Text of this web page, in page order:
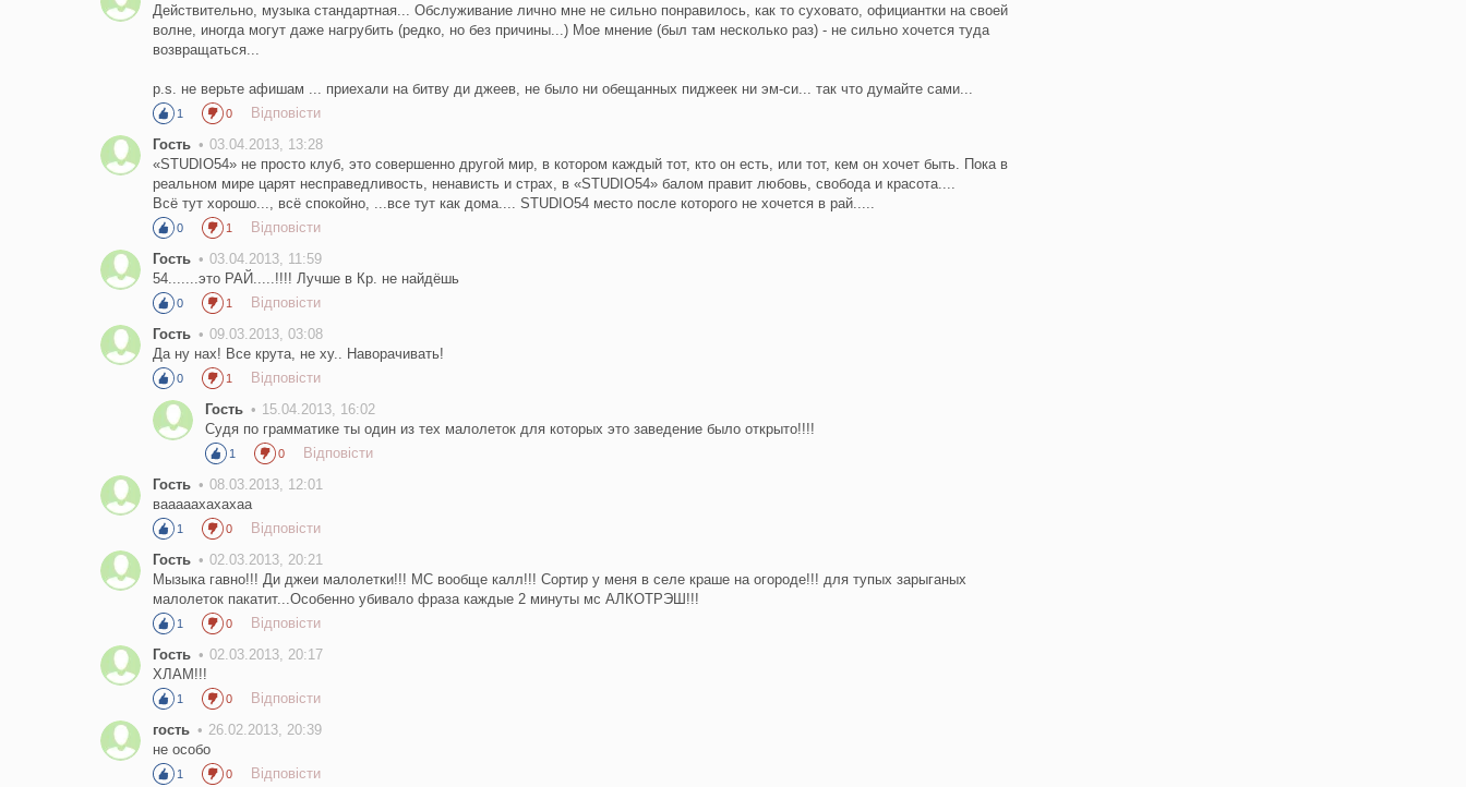
Действительно, музыка стандартная... Обслуживание лично мне не сильно понравилось, как то суховато, официантки на своей
волне, иногда могут даже нагрубить (редко, но без причины...) Мое мнение (был там несколько раз) - не сильно хочется туда
возвращаться...
p.s. не верьте афишам ... приехали на битву ди джеев, не было ни обещанных пиджеек ни эм-си... так что думайте сами...
1 0
Відповісти
Гость
03.04.2013, 13:28
«STUDIO54» не просто клуб, это совершенно другой мир, в котором каждый тот, кто он есть, или тот, кем он хочет быть. Пока в
реальном мире царят несправедливость, ненависть и страх, в «STUDIO54» балом правит любовь, свобода и красота....
Всё тут хорошо..., всё спокойно, ...все тут как дома.... STUDIO54 место после которого не хочется в рай.....
0 1
Відповісти
Гость
03.04.2013, 11:59
54.......это РАЙ.....!!!! Лучше в Кр. не найдёшь
0 1
Відповісти
Гость
09.03.2013, 03:08
Да ну нах! Все крута, не ху.. Наворачивать!
0 1
Відповісти
Гость
15.04.2013, 16:02
Судя по грамматике ты один из тех малолеток для которых это заведение было открыто!!!!
1 0
Відповісти
Гость
08.03.2013, 12:01
вааааахахахаа
1 0
Відповісти
Гость
02.03.2013, 20:21
Мызыка гавно!!! Ди джеи малолетки!!! МС вообще калл!!! Сортир у меня в селе краше на огороде!!! для тупых зарыганых
малолеток пакатит...Особенно убивало фраза каждые 2 минуты мс АЛКОТРЭШ!!!
1 0
Відповісти
Гость
02.03.2013, 20:17
ХЛАМ!!!
1 0
Відповісти
гость
26.02.2013, 20:39
не особо
1 0
Відповісти